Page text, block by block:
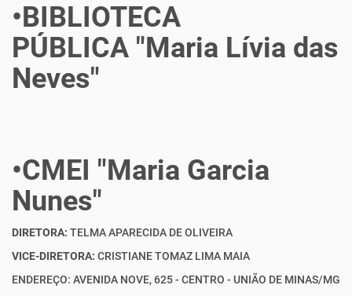
•BIBLIOTECA
PÚBLICA "Maria Lívia das
Neves"
•CMEI "Maria Garcia
Nunes"
DIRETORA: TELMA APARECIDA DE OLIVEIRA
VICE-DIRETORA: CRISTIANE TOMAZ LIMA MAIA
ENDEREÇO: AVENIDA NOVE, 625 - CENTRO - UNIÃO DE MINAS/MG